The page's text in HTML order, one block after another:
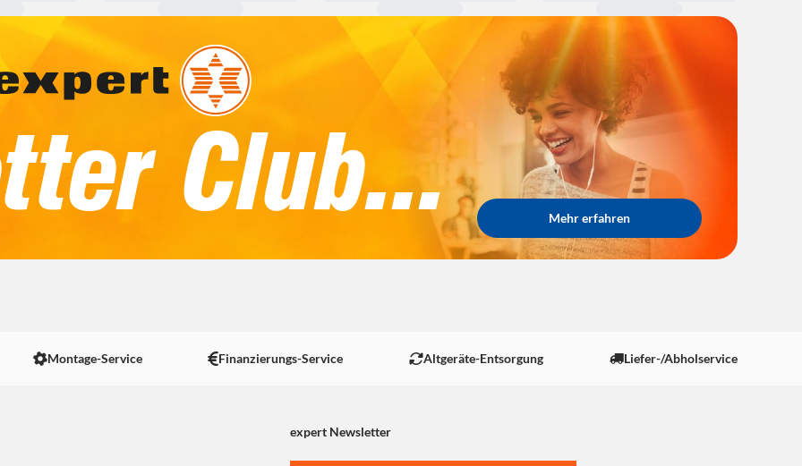
Club... Mehr erfahren
Montage-Service Finanzierungs-Service Altgeräte-Entsorgung Liefer-/Abholservice
expert Newsletter